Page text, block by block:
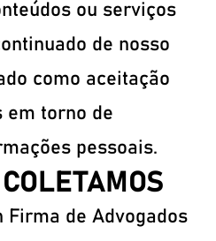
ou serviços
de nosso
como aceitação
em torno de
pessoais.
Firma de Advogados